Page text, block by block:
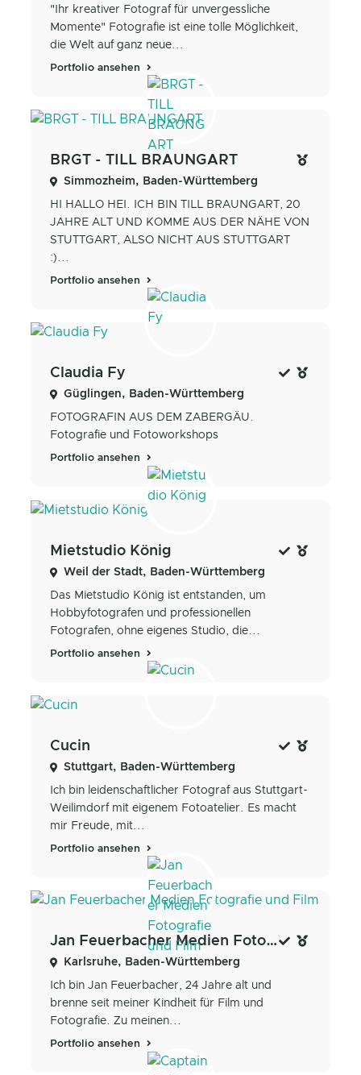
"Ihr kreativer Fotograf für unvergessliche
Momente" Fotografie ist eine tolle Möglichkeit,
die Welt auf ganz neue...
Portfolio ansehen
BRGT - TILL BRAUNGART
Simmozheim, Baden-Württemberg
HI HALLO HEI. ICH BIN TILL BRAUNGART, 20
JAHRE ALT UND KOMME AUS DER NÄHE VON
STUTTGART, ALSO NICHT AUS STUTTGART
:)...
Portfolio ansehen
Claudia Fy
Güglingen, Baden-Württemberg
FOTOGRAFIN AUS DEM ZABERGÄU.
Fotografie und Fotoworkshops
Portfolio ansehen
Mietstudio König
Weil der Stadt, Baden-Württemberg
Das Mietstudio König ist entstanden, um
Hobbyfotografen und professionellen
Fotografen, ohne eigenes Studio, die...
Portfolio ansehen
Cucin
Stuttgart, Baden-Württemberg
Ich bin leidenschaftlicher Fotograf aus Stuttgart-
Weilimdorf mit eigenem Fotoatelier. Es macht
mir Freude, mit...
Portfolio ansehen
Jan Feuerbacher Medien Fotografie und Film
Karlsruhe, Baden-Württemberg
Ich bin Jan Feuerbacher, 24 Jahre alt und
brenne seit meiner Kindheit für Film und
Fotografie. Zu meinen...
Portfolio ansehen